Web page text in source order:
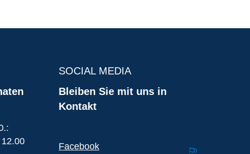
SOCIAL MEDIA
Bleiben Sie mit uns in
Kontakt
Facebook